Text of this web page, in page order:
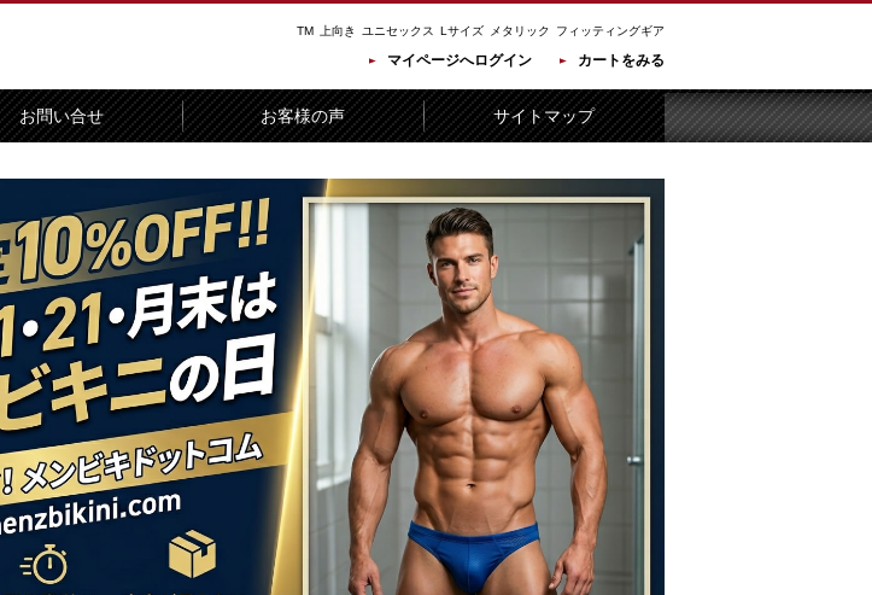
TM 上向き ユニセックス Lサイズ メタリック フィッティングギア
マイページへログイン カートをみる
お問い合せ お客様の声 サイトマップ